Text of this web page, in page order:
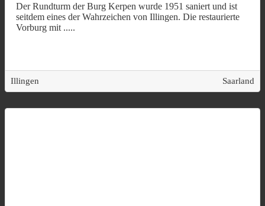
Der Rundturm der Burg Kerpen wurde 1951 saniert und ist
seitdem eines der Wahrzeichen von Illingen. Die restaurierte
Vorburg mit .....
Illingen Saarland